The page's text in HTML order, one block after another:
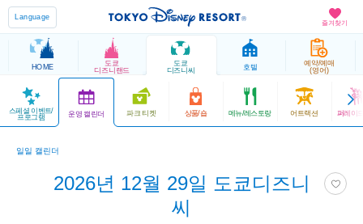
즐겨찾기
Language
HOME
도쿄
디즈니랜드
도쿄
디즈니씨
호텔
예약/예매
(영어)
스페셜 이벤트/
프로그램 운영 캘린더 파크 티켓 상품/숍 메뉴/레스토랑 어트랙션 퍼레이
일일 캘린더
2026년 12월 29일 도쿄디즈니
씨